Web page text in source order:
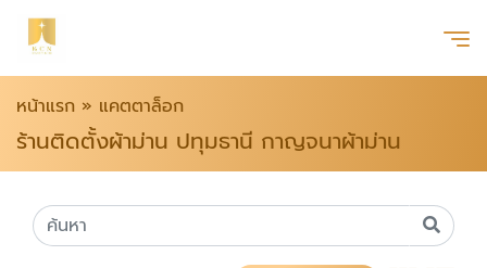
หน้าแรก » แคตตาล็อก
ร้านติดตั้งผ้าม่าน ปทุมธานี กาญจนาผ้าม่าน